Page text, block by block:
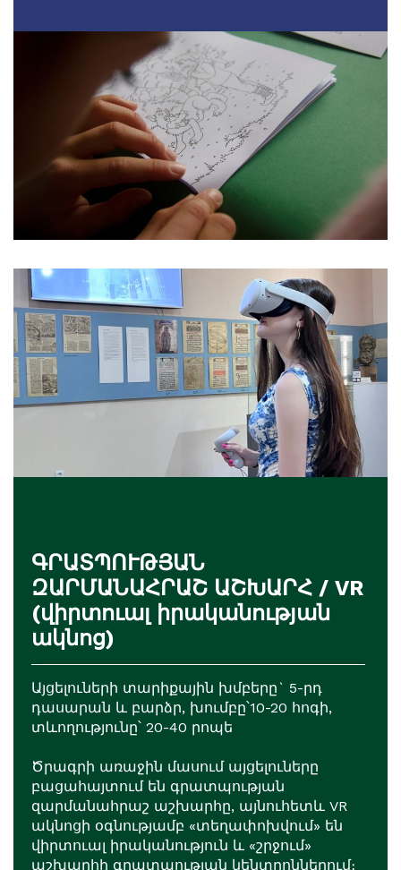
ԳՐԱՏՊՈՒԹՅԱՆ
ԶԱՐՄԱՆԱՀՐԱՇ ԱՇԽԱՐՀ / VR
(վիրտուալ իրականության
ակնոց)
Այցելուների տարիքային խմբերը` 5-րդ
դասարան և բարձր, խումբը՝10-20 հոգի,
տևողությունը՝ 20-40 րոպե
Ծրագրի առաջին մասում այցելուները
բացահայտում են գրատպության
զարմանահրաշ աշխարհը, այնուհետև VR
ակնոցի օգնությամբ «տեղափոխվում» են
վիրտուալ իրականություն և «շրջում»
աշխարհի գրատպության կենտրոններում։